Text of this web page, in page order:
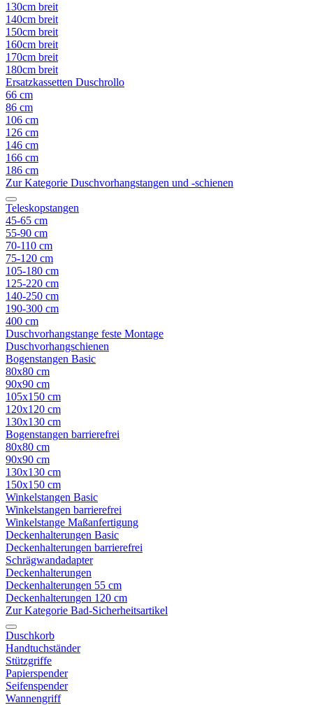
130cm breit
140cm breit
150cm breit
160cm breit
170cm breit
180cm breit
Ersatzkassetten Duschrollo
66 cm
86 cm
106 cm
126 cm
146 cm
166 cm
186 cm
Zur Kategorie Duschvorhangstangen und -schienen
Teleskopstangen
45-65 cm
55-90 cm
70-110 cm
75-120 cm
105-180 cm
125-220 cm
140-250 cm
190-300 cm
400 cm
Duschvorhangstange feste Montage
Duschvorhangschienen
Bogenstangen Basic
80x80 cm
90x90 cm
105x150 cm
120x120 cm
130x130 cm
Bogenstangen barrierefrei
80x80 cm
90x90 cm
130x130 cm
150x150 cm
Winkelstangen Basic
Winkelstangen barrierefrei
Winkelstange Maßanfertigung
Deckenhalterungen Basic
Deckenhalterungen barrierefrei
Schrägwandadapter
Deckenhalterungen
Deckenhalterungen 55 cm
Deckenhalterungen 120 cm
Zur Kategorie Bad-Sicherheitsartikel
Duschkorb
Handtuchständer
Stützgriffe
Papierspender
Seifenspender
Wannengriff